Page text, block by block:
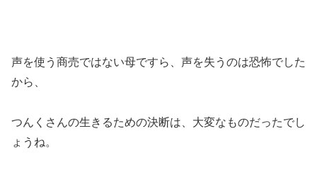
声を使う商売ではない母ですら、声を失うのは恐怖でした
から、
つんくさんの生きるための決断は、大変なものだったでし
ょうね。